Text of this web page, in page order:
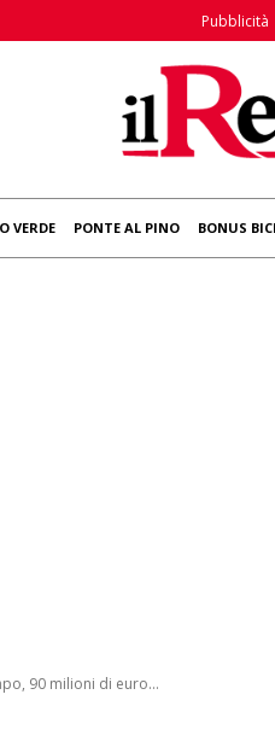
Pubblicità
VERDE PONTE AL PINO BONUS BICI
90 milioni di euro...